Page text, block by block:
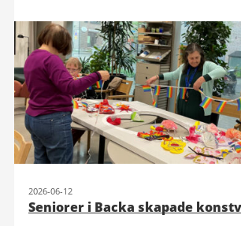
2026-06-12
Seniorer i Backa skapade